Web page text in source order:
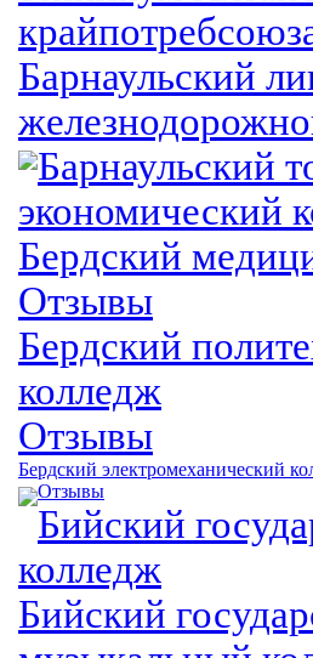
Барнаульский
Барнаульский
экономический
Бердский
Отзывы
Бердский
колледж
Отзывы
Бердский электромеханический
Отзывы
Бийский
колледж
Бийский